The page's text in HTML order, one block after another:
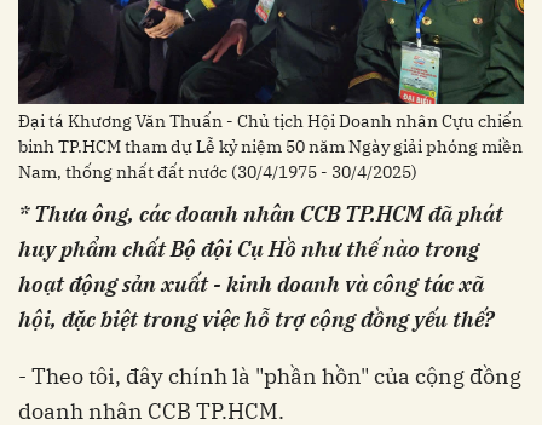
Đại tá Khương Văn Thuấn - Chủ tịch Hội Doanh nhân Cựu chiến
binh TP.HCM tham dự Lễ kỷ niệm 50 năm Ngày giải phóng miền
Nam, thống nhất đất nước (30/4/1975 - 30/4/2025)
* Thưa ông, các doanh nhân CCB TP.HCM đã phát
huy phẩm chất Bộ đội Cụ Hồ như thế nào trong
hoạt động sản xuất - kinh doanh và công tác xã
hội, đặc biệt trong việc hỗ trợ cộng đồng yếu thế?
- Theo tôi, đây chính là "phần hồn" của cộng đồng
doanh nhân CCB TP.HCM.